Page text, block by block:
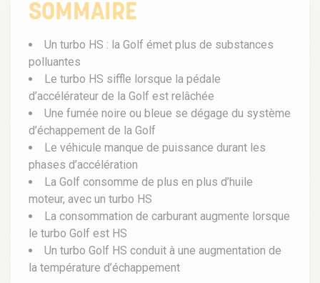
SOMMAIRE
Un turbo HS : la Golf émet plus de substances
polluantes
Le turbo HS siffle lorsque la pédale
d’accélérateur de la Golf est relâchée
Une fumée noire ou bleue se dégage du système
d’échappement de la Golf
Le véhicule manque de puissance durant les
phases d’accélération
La Golf consomme de plus en plus d’huile
moteur, avec un turbo HS
La consommation de carburant augmente lorsque
le turbo Golf est HS
Un turbo Golf HS conduit à une augmentation de
la température d’échappement